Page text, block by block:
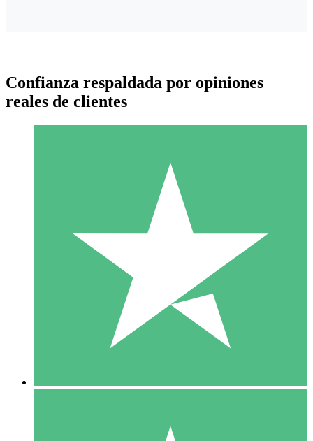
Paquetes de Créditos Individuales
Paga según el uso con créditos de descarga. Sin compromiso
10 00
10 Descargas
Confianza respaldada por opiniones
reales de clientes